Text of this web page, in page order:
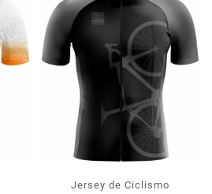
Jersey de Ciclismo